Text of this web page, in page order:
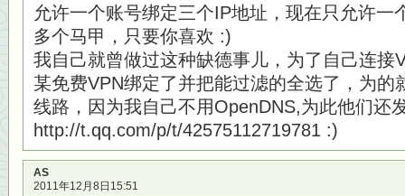
允许一个账号绑定三个IP地址，现在只允许一
多个马甲，只要你喜欢 :)
我自己就曾做过这种缺德事儿，为了自己连接
某免费VPN绑定了并把能过滤的全选了，为的
线路，因为我自己不用OpenDNS,为此他们还
http://t.qq.com/p/t/42575112719781 :)
AS
2011年12月8日15:51